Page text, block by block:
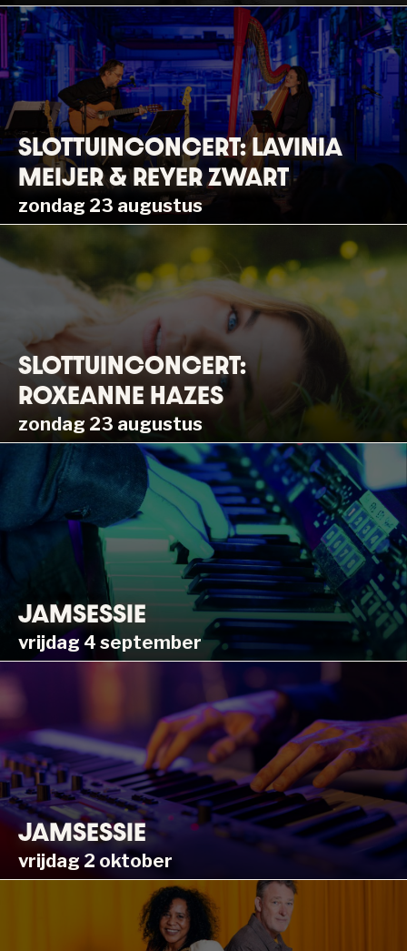
SLOTTUINCONCERT: LAVINIA
MEIJER & REYER ZWART
zondag 23 augustus
SLOTTUINCONCERT:
ROXEANNE HAZES
zondag 23 augustus
JAMSESSIE
vrijdag 4 september
JAMSESSIE
vrijdag 2 oktober